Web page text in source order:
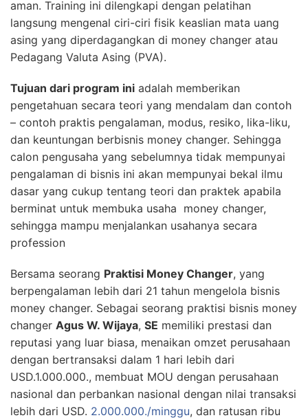
aman. Training ini dilengkapi dengan pelatihan
langsung mengenal ciri-ciri fisik keaslian mata uang
asing yang diperdagangkan di money changer atau
Pedagang Valuta Asing (PVA).
Tujuan dari program ini adalah memberikan
pengetahuan secara teori yang mendalam dan contoh
– contoh praktis pengalaman, modus, resiko, lika-liku,
dan keuntungan berbisnis money changer. Sehingga
calon pengusaha yang sebelumnya tidak mempunyai
pengalaman di bisnis ini akan mempunyai bekal ilmu
dasar yang cukup tentang teori dan praktek apabila
berminat untuk membuka usaha money changer,
sehingga mampu menjalankan usahanya secara
profession
Bersama seorang Praktisi Money Changer, yang
berpengalaman lebih dari 21 tahun mengelola bisnis
money changer. Sebagai seorang praktisi bisnis money
changer Agus W. Wijaya, SE memiliki prestasi dan
reputasi yang luar biasa, menaikan omzet perusahaan
dengan bertransaksi dalam 1 hari lebih dari
USD.1.000.000., membuat MOU dengan perusahaan
nasional dan perbankan nasional dengan nilai transaksi
lebih dari USD. 2.000.000./minggu, dan ratusan ribu